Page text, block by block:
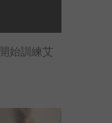
始訓練艾